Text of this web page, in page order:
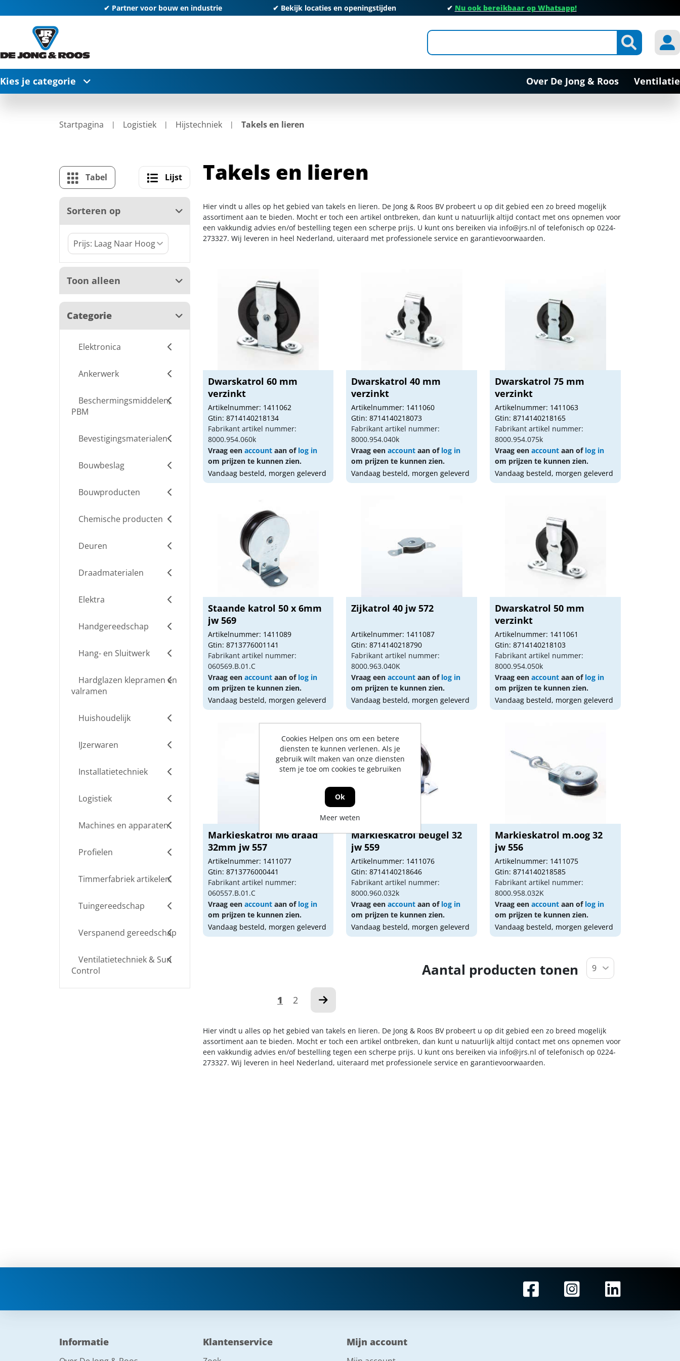
✔ Partner voor bouw en industrie ✔ Bekijk locaties en openingstijden ✔ Nu ook bereikbaar op Whatsapp!
Kies je categorie Over De Jong & Roos Ventilatie
Startpagina Logistiek Hijstechniek Takels en lieren
Tabel Lijst
Sorteren op
Toon alleen
Categorie
Elektronica
Ankerwerk
Beschermingsmiddelen,
PBM
Bevestigingsmaterialen
Bouwbeslag
Bouwproducten
Chemische producten
Deuren
Draadmaterialen
Elektra
Handgereedschap
Hang- en Sluitwerk
Hardglazen klepramen en
valramen
Huishoudelijk
IJzerwaren
Installatietechniek
Logistiek
Machines en apparaten
Profielen
Timmerfabriek artikelen
Tuingereedschap
Verspanend gereedschap
Ventilatietechniek & Sun
Control
Takels en lieren
Hier vindt u alles op het gebied van takels en lieren. De Jong & Roos BV probeert u op dit gebied een zo breed mogelijk
assortiment aan te bieden. Mocht er toch een artikel ontbreken, dan kunt u natuurlijk altijd contact met ons opnemen voor
een vakkundig advies en/of bestelling tegen een scherpe prijs. U kunt ons bereiken via info@jrs.nl of telefonisch op 0224-
273327. Wij leveren in heel Nederland, uiteraard met professionele service en garantievoorwaarden.
Dwarskatrol 60 mm
verzinkt
Artikelnummer: 1411062
Gtin: 8714140218134
Fabrikant artikel nummer:
8000.954.060k
Vraag een accountaan of log in
om prijzen te kunnen zien.
Vandaag besteld, morgen geleverd
Dwarskatrol 40 mm
verzinkt
Artikelnummer: 1411060
Gtin: 8714140218073
Fabrikant artikel nummer:
8000.954.040k
Vraag eenaccount aan of log in
om prijzen te kunnen zien.
Vandaag besteld, morgen geleverd
Dwarskatrol 75 mm
verzinkt
Artikelnummer: 1411063
Gtin: 8714140218165
Fabrikant artikel nummer:
8000.954.075k
Vraag eenaccount aan of log in
om prijzen te kunnen zien.
Vandaag besteld, morgen geleverd
Staande katrol 50 x 6mm
jw 569
Artikelnummer: 1411089
Gtin: 8713776001141
Fabrikant artikel nummer:
060569.B.01.C
Vraag een accountaan of log in
om prijzen te kunnen zien.
Vandaag besteld, morgen geleverd
Zijkatrol 40 jw 572
Artikelnummer: 1411087
Gtin: 8714140218790
Fabrikant artikel nummer:
8000.963.040K
Vraag eenaccount aan of log in
om prijzen te kunnen zien.
Vandaag besteld, morgen geleverd
Dwarskatrol 50 mm
verzinkt
Artikelnummer: 1411061
Gtin: 8714140218103
Fabrikant artikel nummer:
8000.954.050k
Vraag eenaccount aan of log in
om prijzen te kunnen zien.
Vandaag besteld, morgen geleverd
Markieskatrol M6 draad
32mm jw 557
Artikelnummer: 1411077
Gtin: 8713776000441
Fabrikant artikel nummer:
060557.B.01.C
Vraag een accountaan of log in
om prijzen te kunnen zien.
Vandaag besteld, morgen geleverd
Markieskatrol beugel 32
jw 559
Artikelnummer: 1411076
Gtin: 8714140218646
Fabrikant artikel nummer:
8000.960.032k
Vraag eenaccount aan of log in
om prijzen te kunnen zien.
Vandaag besteld, morgen geleverd
Markieskatrol m.oog 32
jw 556
Artikelnummer: 1411075
Gtin: 8714140218585
Fabrikant artikel nummer:
8000.958.032K
Vraag eenaccount aan of log in
om prijzen te kunnen zien.
Vandaag besteld, morgen geleverd
1 2
Aantal producten tonen
Hier vindt u alles op het gebied van takels en lieren. De Jong & Roos BV probeert u op dit gebied een zo breed mogelijk
assortiment aan te bieden. Mocht er toch een artikel ontbreken, dan kunt u natuurlijk altijd contact met ons opnemen voor
een vakkundig advies en/of bestelling tegen een scherpe prijs. U kunt ons bereiken via info@jrs.nl of telefonisch op 0224-
273327. Wij leveren in heel Nederland, uiteraard met professionele service en garantievoorwaarden.
Informatie Klantenservice Mijn account
Cookies Helpen ons om een betere
diensten te kunnen verlenen. Als je
gebruik wilt maken van onze diensten
stem je toe om cookies te gebruiken
Ok
Meer weten